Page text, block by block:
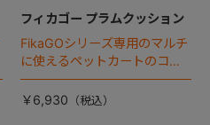
フィカゴー プラムクッション
FikaGOシリーズ専用のマルチ
に使えるペットカートのコー
ナークッション登場。
￥6,930